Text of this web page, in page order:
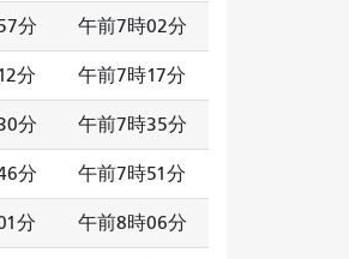
分 午前7時02分
分 午前7時17分
分 午前7時35分
分 午前7時51分
分 午前8時06分